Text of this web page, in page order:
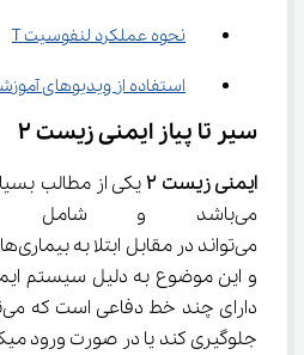
نحوه عملکرد لنفوسیت T
استفاده از ویدیوهای
سیر تا پیاز ایمنی زیست ۲
ایمنی زیست ۲
یکی از مطالب
می‌باشد و